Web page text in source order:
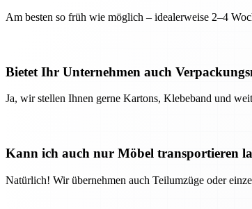
Am besten so früh wie möglich – idealerweise 2–4
Bietet Ihr Unternehmen auch
Ja, wir stellen Ihnen gerne Kartons, Klebeband und
Kann ich auch nur Möbel transportieren
Natürlich! Wir übernehmen auch Teilumzüge oder